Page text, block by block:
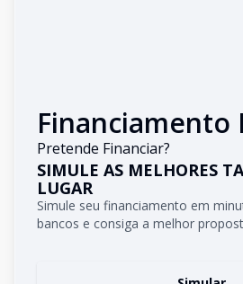
Financiamento
Pretende Financiar?
SIMULE AS MELHORES
LUGAR
Simule seu financiamento em
bancos e consiga a melhor